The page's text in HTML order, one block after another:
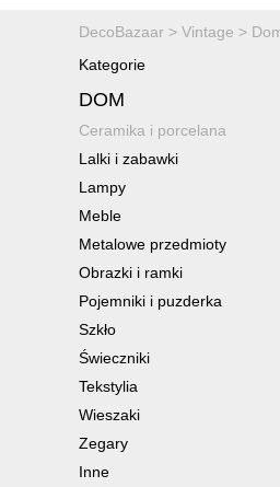
DecoBazaar > Vintage >
Kategorie
DOM
Ceramika i porcelana
Lalki i zabawki
Lampy
Meble
Metalowe przedmioty
Obrazki i ramki
Pojemniki i puzderka
Szkło
Świeczniki
Tekstylia
Wieszaki
Zegary
Inne